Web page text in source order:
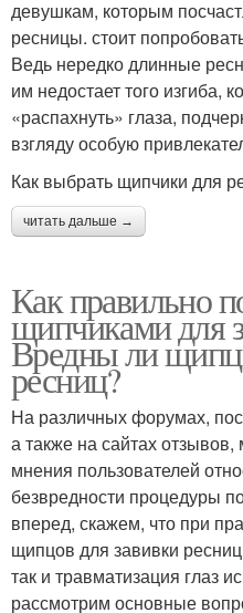
девушкам, которым
ресницы. стоит
Ведь нередко длинные
им недостает того изгиба,
«распахнуть» глаза,
взгляду особую
Как выбрать щипчики для
читать дальше →
Как правильно
щипчиками для
Вредны ли
ресниц?
На различных форумах,
а также на сайтах
мнения пользователей
безвредности процедуры
вперед, скажем, что при
щипцов для завивки
так и травматизация глаз
рассмотрим основные